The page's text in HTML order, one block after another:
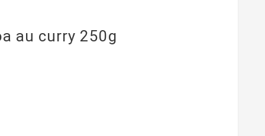
au curry 250g